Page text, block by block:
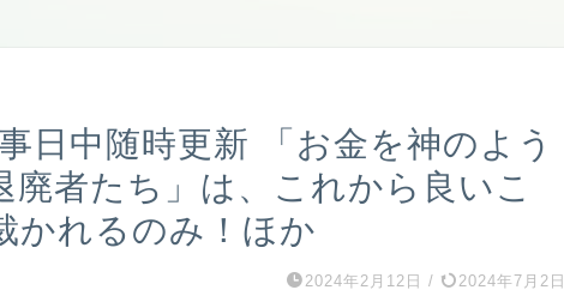
日中随時更新 「お金を神のよう
廃者たち」は、これから良いこ
かれるのみ！ほか
2024年2月12日 / 2024年7月2日